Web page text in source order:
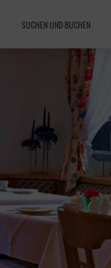
SUCHEN UND BUCHEN